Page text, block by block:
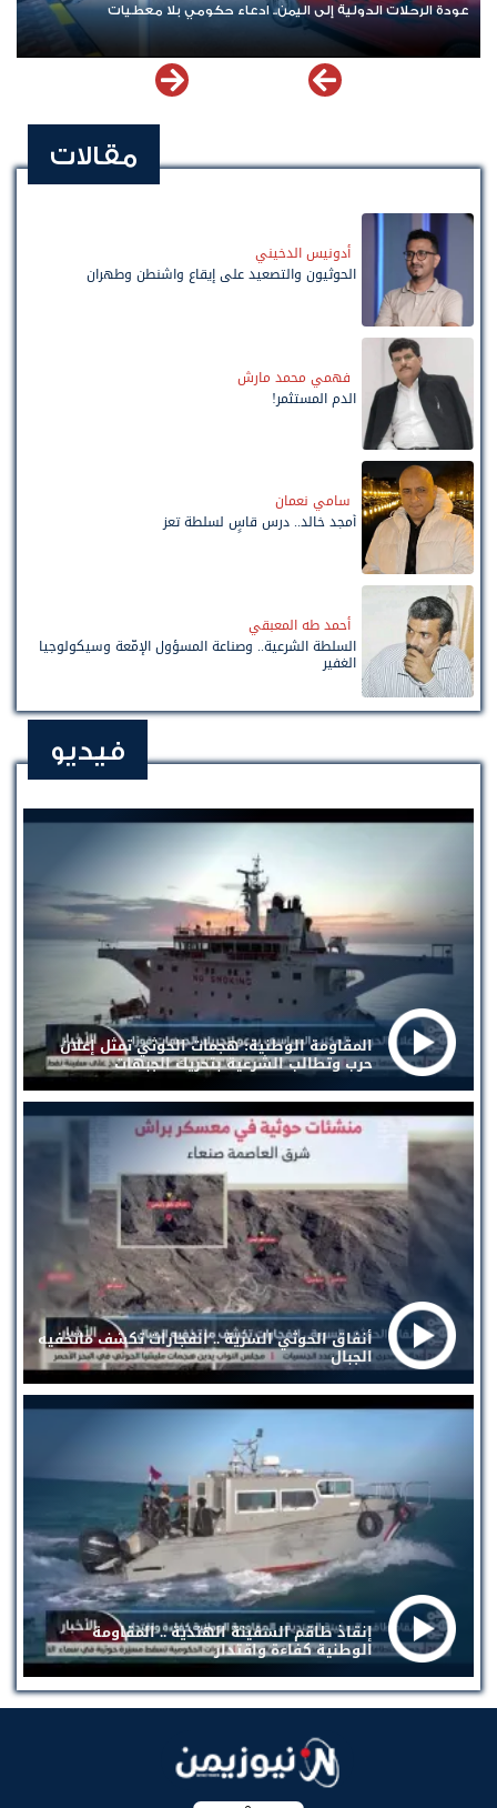
عودة الرحلات الدولية إلى اليمن.. ادعاء حكومي بلا معطيات
مقالات
أدونيس الدخيني
الحوثيون والتصعيد على إيقاع واشنطن وطهران
فهمي محمد مارش
الدم المستثمر!
سامي نعمان
أمجد خالد.. درس قاسٍ لسلطة تعز
أحمد طه المعبقي
السلطة الشرعية.. وصناعة المسؤول الإمّعة وسيكولوجيا
الغفير
فيديو
المقاومة الوطنية: هجمات الحوثي تمثل إعلان
حرب وتطالب الشرعية بتحريك الجبهات
أنفاق الحوثي السرية .. انفجارات تكشف ماتخفيه
الجبال
إنقاذ طاقم السفينة الهندية .. المقاومة
الوطنية كفاءة واقتدار